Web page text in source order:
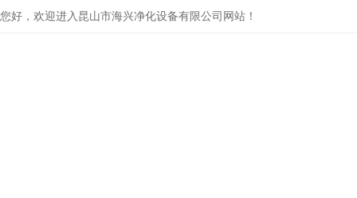
您好，欢迎进入昆山市海兴净化设备有限公司网站！